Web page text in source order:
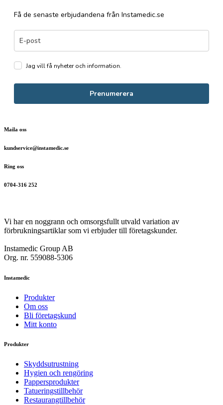
Få de senaste erbjudandena från Instamedic.se
Jag vill få nyheter och information.
Prenumerera
Maila oss
kundservice@instamedic.se
Ring oss
0704-316 252
Vi har en noggrann och omsorgsfullt utvald variation av
förbrukningsartiklar som vi erbjuder till företagskunder.
Instamedic Group AB
Org. nr. 559088-5306
Instamedic
Produkter
Om oss
Bli företagskund
Mitt konto
Produkter
Skyddsutrustning
Hygien och rengöring
Pappersprodukter
Tatueringstillbehör
Restaurangtillbehör